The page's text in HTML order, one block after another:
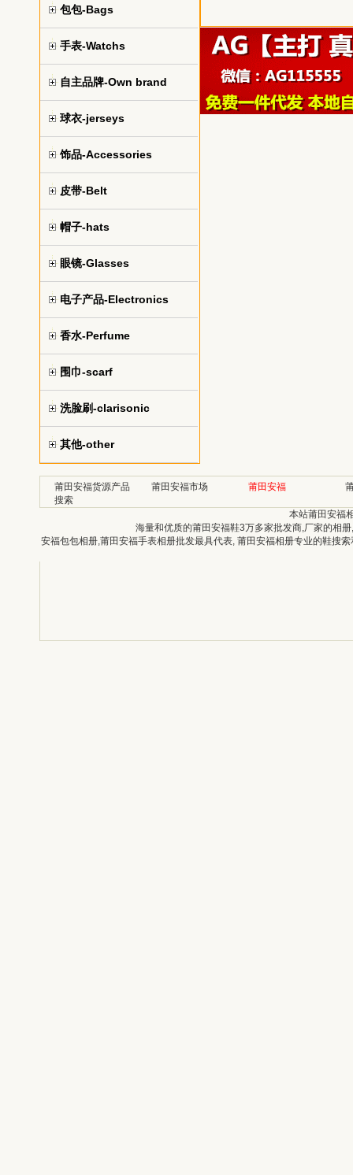
包包-Bags
手表-Watchs
自主品牌-Own brand
球衣-jerseys
饰品-Accessories
皮带-Belt
帽子-hats
眼镜-Glasses
电子产品-Electronics
香水-Perfume
围巾-scarf
洗脸刷-clarisonic
其他-other
莆田安福货源产品
搜索
莆田安福市场 莆田安福
本站莆田安福
海量和优质的莆田安福鞋3万多家批发商,厂家的相
安福包包相册,莆田安福手表相册批发最具代表, 莆田安福相册专业的鞋搜